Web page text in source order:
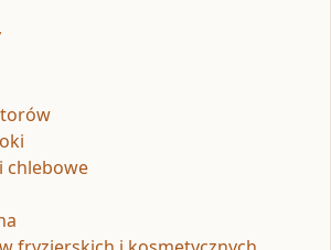
chlebowe